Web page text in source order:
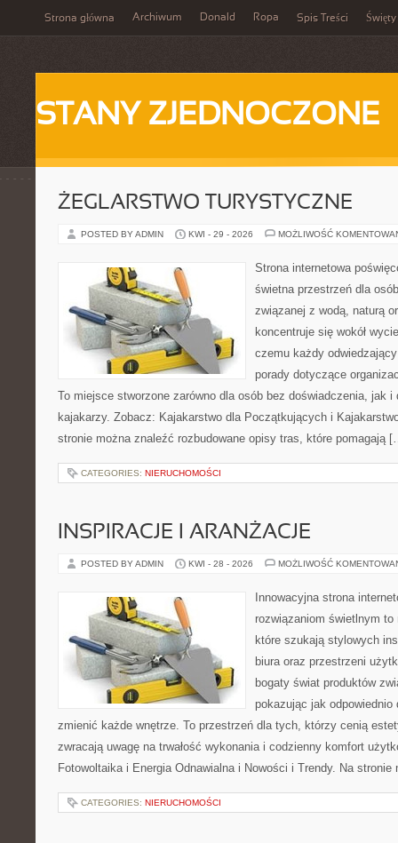
Strona główna Archiwum Donald Ropa Spis Treści Święty
STANY ZJEDNOCZONE
ŻEGLARSTWO TURYSTYCZNE
POSTED BY ADMIN KWI - 29 - 2026 MOŻLIWOŚĆ
Strona internetowa
świetna przestrzeń dla
związanej z wodą, naturą
koncentruje się wokół
czemu każdy
porady dotyczące
To miejsce stworzone zarówno dla osób bez doświadczenia, jak i
kajakarzy. Zobacz: Kajakarstwo dla Początkujących i
stronie można znaleźć rozbudowane opisy tras, które pomagają
CATEGORIES: NIERUCHOMOŚCI
INSPIRACJE I ARANŻACJE
POSTED BY ADMIN KWI - 28 - 2026 MOŻLIWOŚĆ
Innowacyjna strona
rozwiązaniom świetlnym
które szukają stylowych
biura oraz przestrzeni
bogaty świat produktów
pokazując jak odpowiednio
zmienić każde wnętrze. To przestrzeń dla tych, którzy cenią
zwracają uwagę na trwałość wykonania i codzienny komfort
Fotowoltaika i Energia Odnawialna i Nowości i Trendy. Na
CATEGORIES: NIERUCHOMOŚCI